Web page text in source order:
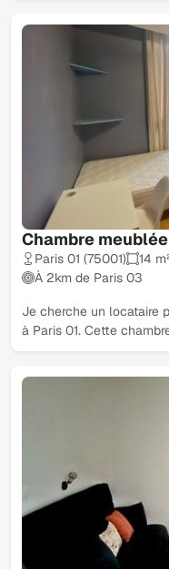
Chambre
Paris 01 (75001) 14
À 2km de Paris 03
Je cherche un locataire
à Paris 01. Cette